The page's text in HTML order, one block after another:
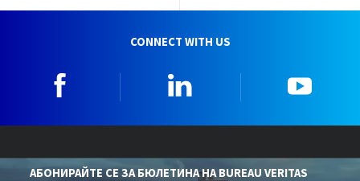
CONNECT WITH US
АБОНИРАЙТЕ СЕ ЗА БЮЛЕТИНА НА BUREAU VERITAS